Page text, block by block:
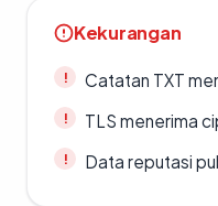
Kekurangan
Catatan TXT
TLS menerima
Data reputasi